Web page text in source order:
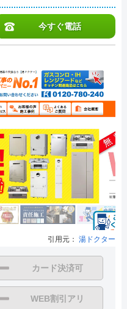
今すぐ電話
引用元： 湯ドクター
カード決済可
WEB割引アリ